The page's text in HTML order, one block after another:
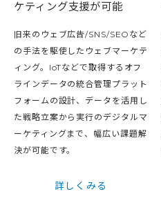
ケティング支援が可能
旧来のウェブ広告/SNS/SEOなど
の手法を駆使したウェブマーケテ
ィング。IoTなどで取得するオフ
ラインデータの統合管理プラット
フォームの設計、データを活用し
た戦略立案から実行のデジタルマ
ーケティングまで、幅広い課題解
決が可能です。
詳しくみる